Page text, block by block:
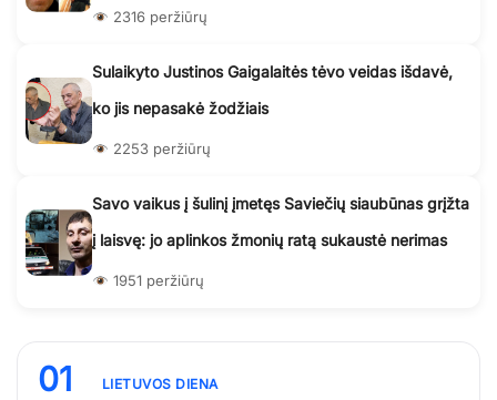
2316 peržiūrų
Sulaikyto Justinos Gaigalaitės tėvo veidas išdavė,
ko jis nepasakė žodžiais
2253 peržiūrų
Savo vaikus į šulinį įmetęs Saviečių siaubūnas grįžta
į laisvę: jo aplinkos žmonių ratą sukaustė nerimas
1951 peržiūrų
01 LIETUVOS DIENA